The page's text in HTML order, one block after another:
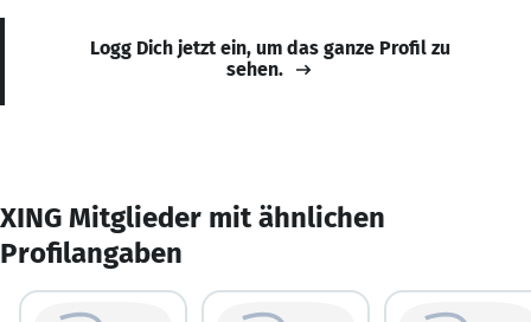
Logg Dich jetzt ein, um das ganze Profil zu
sehen.
XING Mitglieder mit ähnlichen
Profilangaben